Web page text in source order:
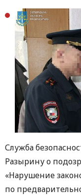
Служба
Разырину о
«Нарушение
по